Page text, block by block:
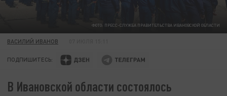
ФОТО: ПРЕСС-СЛУЖБА ПРАВИТЕЛЬСТВА ИВАНОВСКОЙ ОБЛАСТИ
ВАСИЛИЙ ИВАНОВ
ПОДПИШИТЕСЬ:
В Ивановской области состоялось